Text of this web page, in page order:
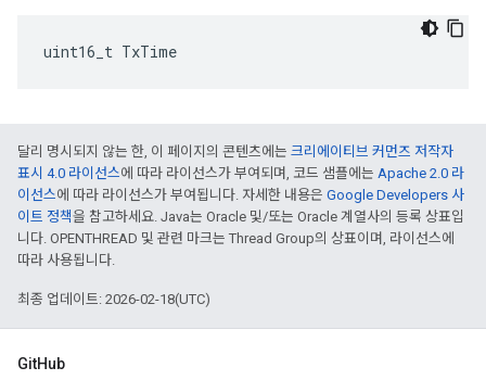
uint16_t TxTime
달리 명시되지 않는 한, 이 페이지의 콘텐츠에는 크리에이티브 커먼즈 저작자
표시 4.0 라이선스에 따라 라이선스가 부여되며, 코드 샘플에는 Apache 2.0 라
이선스에 따라 라이선스가 부여됩니다. 자세한 내용은 Google Developers 사
이트 정책을 참고하세요. Java는 Oracle 및/또는 Oracle 계열사의 등록 상표입
니다. OPENTHREAD 및 관련 마크는 Thread Group의 상표이며, 라이선스에
따라 사용됩니다.
최종 업데이트: 2026-02-18(UTC)
GitHub